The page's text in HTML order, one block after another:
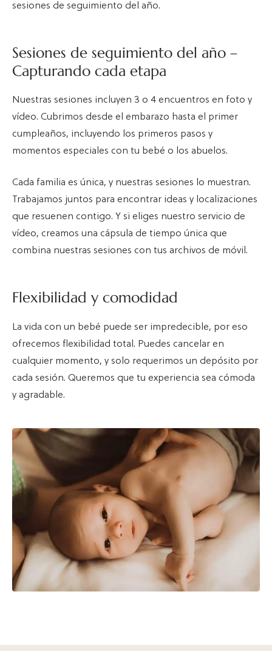
sesiones de seguimiento del año.
Sesiones de seguimiento del año –
Capturando cada etapa
Nuestras sesiones incluyen 3 o 4 encuentros en foto y
vídeo. Cubrimos desde el embarazo hasta el primer
cumpleaños, incluyendo los primeros pasos y
momentos especiales con tu bebé o los abuelos.
Cada familia es única, y nuestras sesiones lo muestran.
Trabajamos juntos para encontrar ideas y localizaciones
que resuenen contigo. Y si eliges nuestro servicio de
vídeo, creamos una cápsula de tiempo única que
combina nuestras sesiones con tus archivos de móvil.
Flexibilidad y comodidad
La vida con un bebé puede ser impredecible, por eso
ofrecemos flexibilidad total. Puedes cancelar en
cualquier momento, y solo requerimos un depósito por
cada sesión. Queremos que tu experiencia sea cómoda
y agradable.